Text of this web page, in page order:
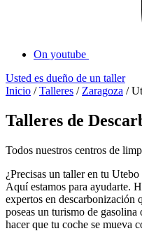
On youtube
Usted es dueño de un taller
Inicio /Talleres / Zaragoza /
Talleres de
Todos nuestros centros de
¿Precisas un taller en tu
Aquí estamos para ayudarte.
expertos en descarbonización
poseas un turismo de gasolina
hacer que tu coche se mueva